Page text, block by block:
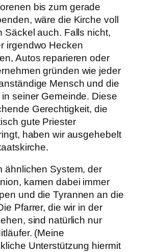
bis zum gerade
wäre die Kirche voll
Säckel auch. Falls nicht,
irgendwo Hecken
Autos reparieren oder
gründen wie jeder
Mensch und die
seiner Gemeinde. Diese
Gerechtigkeit, die
gute Priester
haben wir ausgehebelt
ähnlichen System, der
kamen dabei immer
und die Tyrannen an die
Pfarrer, die wir in der
sind natürlich nur
(Meine
Unterstützung hiermit